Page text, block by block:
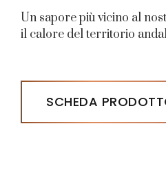
Un sapore più vicino al
il calore del territorio
SCHEDA